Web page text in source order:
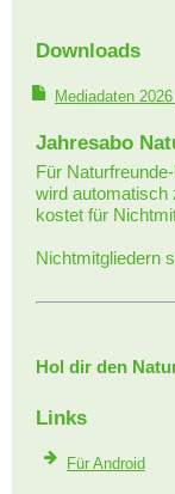
Downloads
Mediadaten 2026
Jahresabo
Für
wird automatisch
kostet für
Nichtmitgliedern
Hol dir den
Links
Für Android